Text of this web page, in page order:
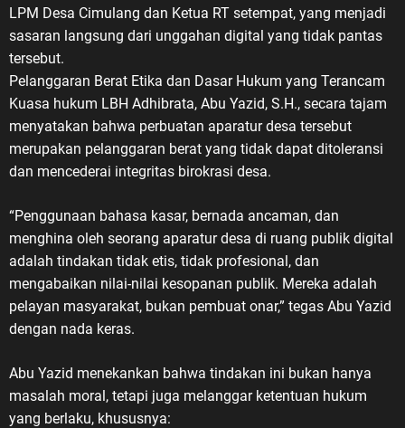
LPM Desa Cimulang dan Ketua RT setempat, yang menjadi
sasaran langsung dari unggahan digital yang tidak pantas
tersebut.
Pelanggaran Berat Etika dan Dasar Hukum yang Terancam
Kuasa hukum LBH Adhibrata, Abu Yazid, S.H., secara tajam
menyatakan bahwa perbuatan aparatur desa tersebut
merupakan pelanggaran berat yang tidak dapat ditoleransi
dan mencederai integritas birokrasi desa.
“Penggunaan bahasa kasar, bernada ancaman, dan
menghina oleh seorang aparatur desa di ruang publik digital
adalah tindakan tidak etis, tidak profesional, dan
mengabaikan nilai-nilai kesopanan publik. Mereka adalah
pelayan masyarakat, bukan pembuat onar,” tegas Abu Yazid
dengan nada keras.
Abu Yazid menekankan bahwa tindakan ini bukan hanya
masalah moral, tetapi juga melanggar ketentuan hukum
yang berlaku, khususnya: